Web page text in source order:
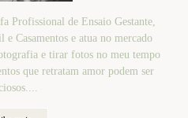
Profissional de Ensaio Gestante,
Casamentos e atua no mercado
e tirar fotos no meu tempo
que retratam amor podem ser